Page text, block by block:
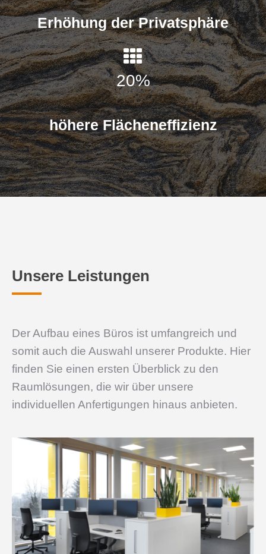
Erhöhung der Privatsphäre
20%
höhere Flächeneffizienz
Unsere Leistungen
Der Aufbau eines Büros ist umfangreich und
somit auch die Auswahl unserer Produkte. Hier
finden Sie einen ersten Überblick zu den
Raumlösungen, die wir über unsere
individuellen Anfertigungen hinaus anbieten.